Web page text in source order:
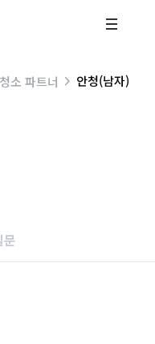
소 파트너 안청(남자)
문